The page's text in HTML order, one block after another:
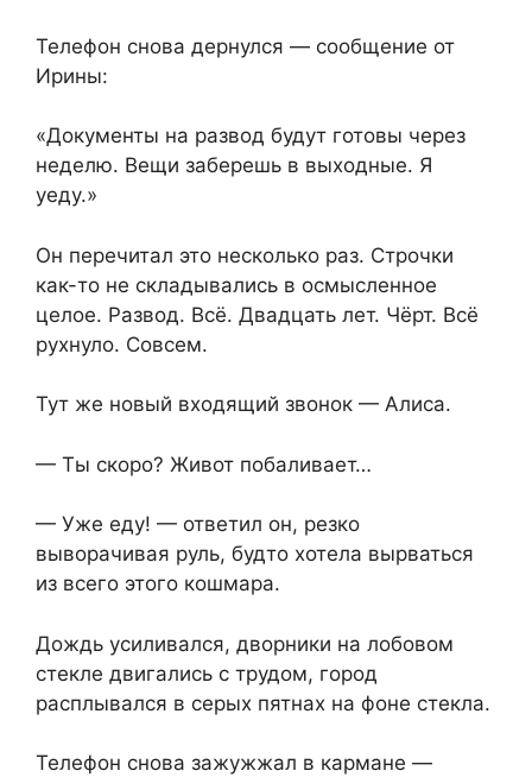
Телефон снова дернулся — сообщение от
Ирины:
«Документы на развод будут готовы через
неделю. Вещи заберешь в выходные. Я
уеду.»
Он перечитал это несколько раз. Строчки
как-то не складывались в осмысленное
целое. Развод. Всё. Двадцать лет. Чёрт. Всё
рухнуло. Совсем.
Тут же новый входящий звонок — Алиса.
— Ты скоро? Живот побаливает…
— Уже еду! — ответил он, резко
выворачивая руль, будто хотела вырваться
из всего этого кошмара.
Дождь усиливался, дворники на лобовом
стекле двигались с трудом, город
расплывался в серых пятнах на фоне стекла.
Телефон снова зажужжал в кармане —